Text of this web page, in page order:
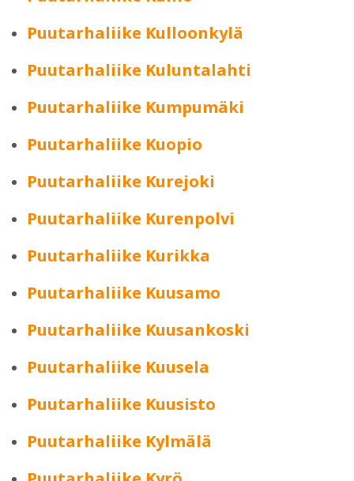
Puutarhaliike Kulloonkylä
Puutarhaliike Kuluntalahti
Puutarhaliike Kumpumäki
Puutarhaliike Kuopio
Puutarhaliike Kurejoki
Puutarhaliike Kurenpolvi
Puutarhaliike Kurikka
Puutarhaliike Kuusamo
Puutarhaliike Kuusankoski
Puutarhaliike Kuusela
Puutarhaliike Kuusisto
Puutarhaliike Kylmälä